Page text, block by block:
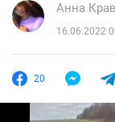
Анна
16.06.2022
20